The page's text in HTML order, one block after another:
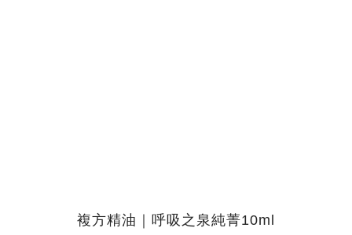
複方精油｜呼吸之泉純菁10ml